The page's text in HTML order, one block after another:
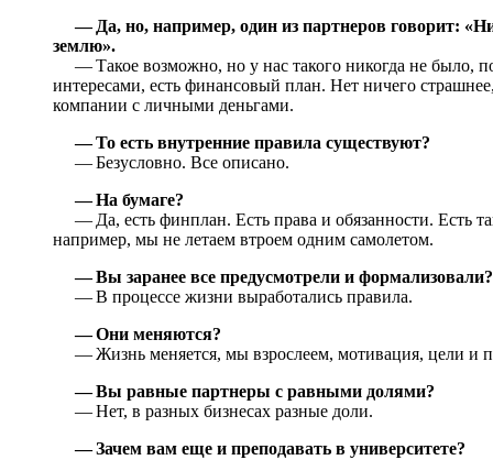
— Да, но, например, один из партнеров говорит:
землю».
— Такое возможно, но у нас такого никогда не было,
интересами, есть финансовый план. Нет ничего
компании с личными деньгами.
— То есть внутренние правила существуют?
— Безусловно. Все описано.
— На бумаге?
— Да, есть финплан. Есть права и обязанности. Есть
например, мы не летаем втроем одним самолетом.
— Вы заранее все предусмотрели и формализовали?
— В процессе жизни выработались правила.
— Они меняются?
— Жизнь меняется, мы взрослеем, мотивация, цели и
— Вы равные партнеры с равными долями?
— Нет, в разных бизнесах разные доли.
— Зачем вам еще и преподавать в университете?